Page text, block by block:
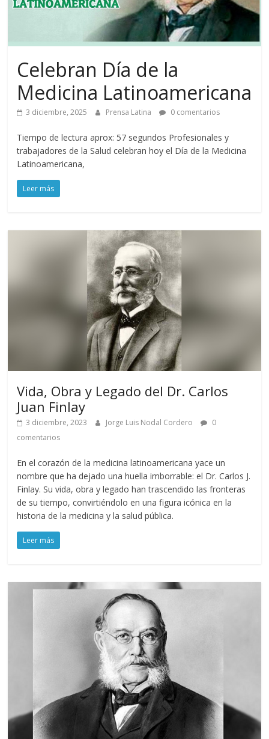
Celebran Día de la
Medicina Latinoamericana
3 diciembre, 2025 Prensa Latina 0 comentarios
Tiempo de lectura aprox: 57 segundos Profesionales y
trabajadores de la Salud celebran hoy el Día de la Medicina
Latinoamericana,
Leer más
Vida, Obra y Legado del Dr. Carlos
Juan Finlay
3 diciembre, 2023 Jorge Luis Nodal Cordero
0
comentarios
En el corazón de la medicina latinoamericana yace un
nombre que ha dejado una huella imborrable: el Dr. Carlos J.
Finlay. Su vida, obra y legado han trascendido las fronteras
de su tiempo, convirtiéndolo en una figura icónica en la
historia de la medicina y la salud pública.
Leer más